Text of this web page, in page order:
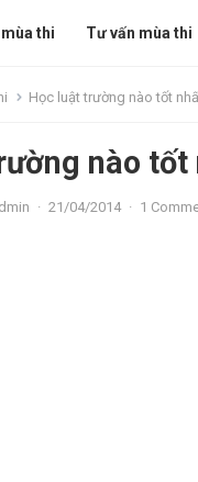
thi Tư vấn mùa thi
Học luật trường nào tốt
nào tốt
· 21/04/2014 · 1